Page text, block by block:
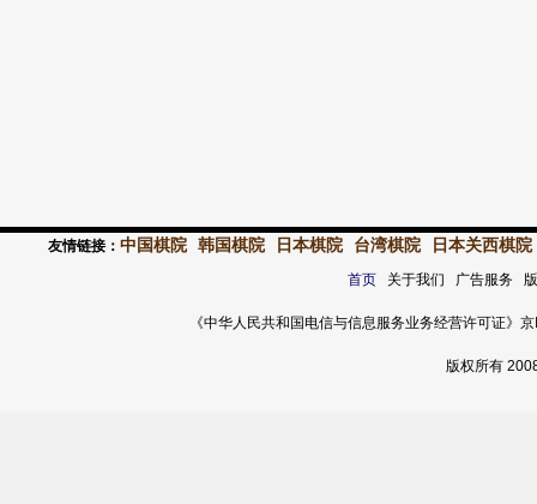
友情链接： 中国棋院 韩国棋院 日本棋院 台湾棋院 日本关西棋院
首页关于我们 广告服务
《中华人民共和国电信与信息服务业务经营许可证
版权所有